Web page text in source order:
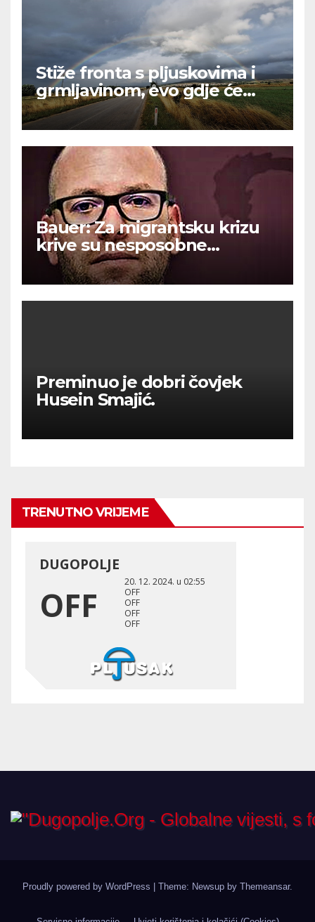
Stiže fronta s pljuskovima i
grmljavinom, evo gdje će
najviše osvježiti
Bauer: Za migrantsku krizu
krive su nesposobne
ljevičarske vlasti.
Preminuo je dobri čovjek
Husein Smajić.
TRENUTNO VRIJEME
Proudly powered by WordPress | Theme: Newsup by Themeansar.